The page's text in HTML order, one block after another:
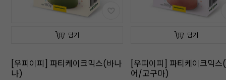
담기
[우피이피] 파티케이크믹스(바나
나)
담기
[우피이피] 파티케이크믹스
어/고구마)